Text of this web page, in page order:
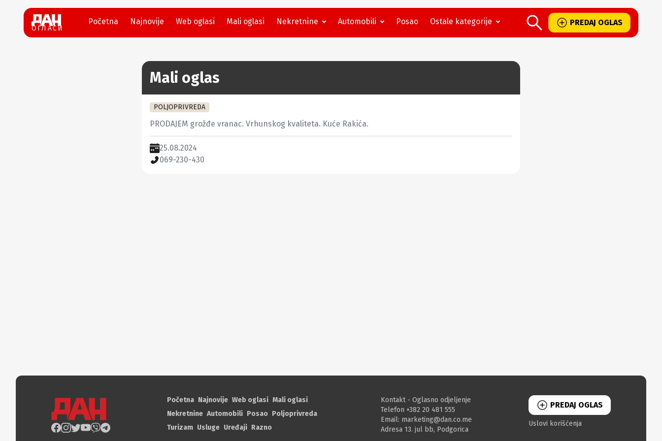
ОГЛАСИ
Početna Najnovije Web oglasi Mali oglasi Nekretnine Automobili Posao Ostale kategorije PREDAJ OGLAS
Mali oglas
POLJOPRIVREDA
PRODAJEM grožđe vranac. Vrhunskog kvaliteta. Kuće Rakića.
25.08.2024
069-230-430
Početna Najnovije Web oglasi Mali oglasi
Nekretnine Automobili Posao Poljoprivreda
Turizam Usluge Uređaji Razno
Kontakt - Oglasno odjeljenje
Telefon +382 20 481 555
Email: marketing@dan.co.me
Adresa 13. jul bb, Podgorica
PREDAJ OGLAS
Uslovi korišćenja